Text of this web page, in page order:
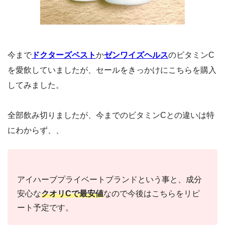
今まで ドクターズベストかゼンワイズヘルスのビタミンC
を愛飲していましたが、セールをきっかけにこちらを購入
してみました。
全部飲み切りましたが、今までのビタミンCとの違いは特
にわからず、、
アイハーブプライベートブランドという事と、成分
安心なクオリCで最安値なので今後はこちらをリピ
ート予定です。